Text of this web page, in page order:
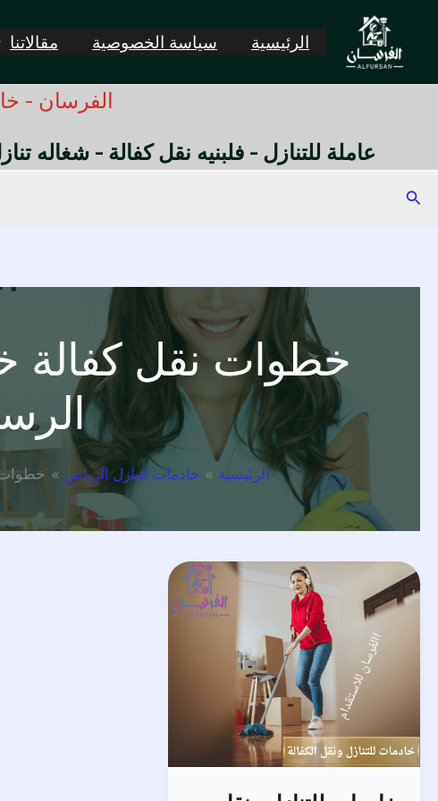
المحتوى
الرئيسية سياسة الخصوصية مقالاتنا
الفرسان -
عاملة للتنازل - فلبنيه نقل كفالة - شغاله
البحث
خطوات نقل كفالة
الرئيسية خادمات لتنازل الرياض خطوات
للتنازل
ونقل
الكفالة
مضمونة
من
مكتب